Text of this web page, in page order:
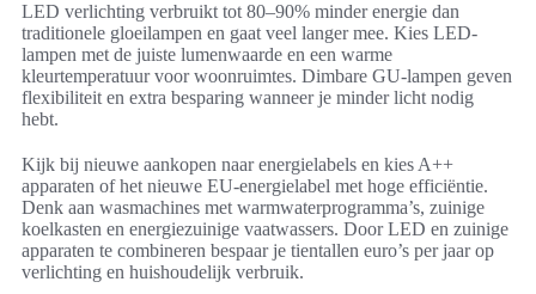
LED verlichting verbruikt tot 80–90% minder energie dan
traditionele gloeilampen en gaat veel langer mee. Kies LED-
lampen met de juiste lumenwaarde en een warme
kleurtemperatuur voor woonruimtes. Dimbare GU-lampen geven
flexibiliteit en extra besparing wanneer je minder licht nodig
hebt.
Kijk bij nieuwe aankopen naar energielabels en kies A++
apparaten of het nieuwe EU-energielabel met hoge efficiëntie.
Denk aan wasmachines met warmwaterprogramma’s, zuinige
koelkasten en energiezuinige vaatwassers. Door LED en zuinige
apparaten te combineren bespaar je tientallen euro’s per jaar op
verlichting en huishoudelijk verbruik.